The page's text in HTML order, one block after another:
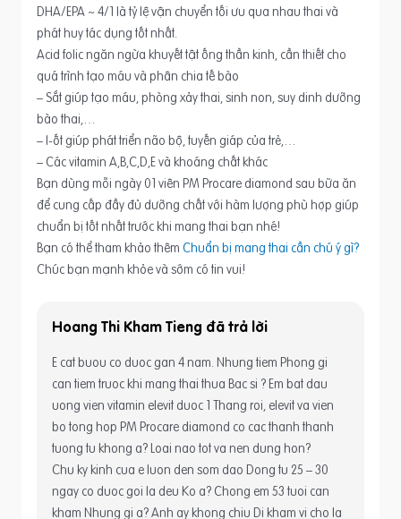
DHA/EPA ~ 4/1 là tỷ lệ vận chuyển tối ưu qua nhau thai và
phát huy tác dụng tốt nhất.
Acid folic ngăn ngừa khuyết tật ống thần kinh, cần thiết cho
quá trình tạo máu và phân chia tế bào
– Sắt giúp tạo máu, phòng xảy thai, sinh non, suy dinh dưỡng
bào thai,…
– I-ốt giúp phát triển não bộ, tuyến giáp của trẻ,…
– Các vitamin A,B,C,D,E và khoáng chất khác
Bạn dùng mỗi ngày 01 viên PM Procare diamond sau bữa ăn
để cung cấp đầy đủ dưỡng chất với hàm lượng phù hợp giúp
chuẩn bị tốt nhất trước khi mang thai bạn nhé!
Bạn có thể tham khảo thêm Chuẩn bị mang thai cần chú ý gì?
Chúc bạn mạnh khỏe và sớm có tin vui!
Hoang Thi Kham Tieng
E cat buou co duoc gan 4 nam. Nhung tiem Phong gi
can tiem truoc khi mang thai thua Bac si ? Em bat dau
uong vien vitamin elevit duoc 1 Thang roi, elevit va vien
bo tong hop PM Procare diamond co cac thanh thanh
tuong tu khong a? Loai nao tot va nen dung hon?
Chu ky kinh cua e luon den som dao Dong tu 25 – 30
ngay co duoc goi la deu Ko a? Chong em 53 tuoi can
kham Nhung gi a? Anh ay khong chiu Di kham vi cho la